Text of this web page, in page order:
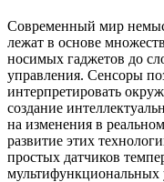
Современный мир
лежат в основе
носимых гаджетов до
управления. Сенсоры
интерпретировать
создание
на изменения в
развитие этих
простых датчиков
мультифункциональных